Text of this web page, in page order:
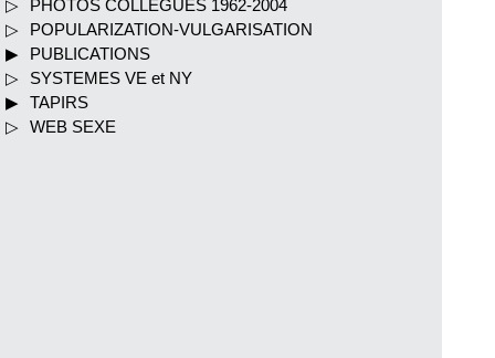
PHOTOS COLLEGUES 1962-2004
POPULARIZATION-VULGARISATION
PUBLICATIONS
SYSTEMES VE et NY
TAPIRS
WEB SEXE